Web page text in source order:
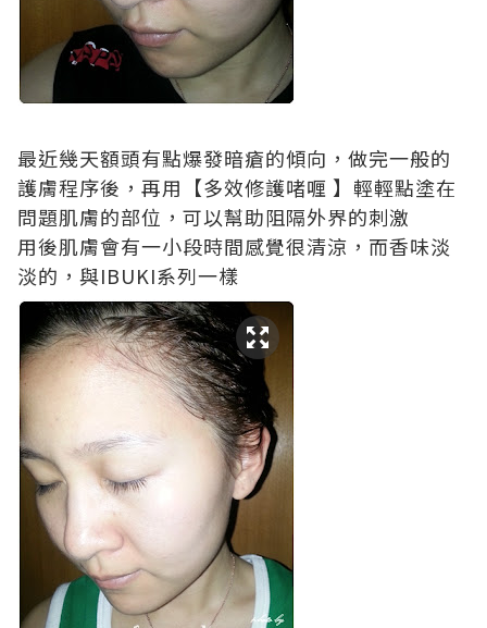
最近幾天額頭有點爆發暗瘡的傾向，做完一般的
護膚程序後，再用【多效修護啫喱 】輕輕點塗在
問題肌膚的部位，可以幫助阻隔外界的刺激
用後肌膚會有一小段時間感覺很清涼，而香味淡
淡的，與IBUKI系列一樣